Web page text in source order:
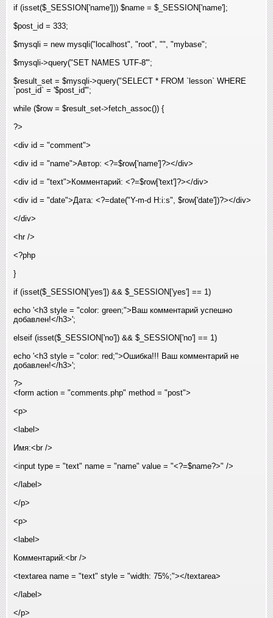
if (isset($_SESSION['name'])) $name = $_SESSION['name'];
$post_id = 333;
$mysqli = new mysqli("localhost", "root", "", "mybase";
$mysqli->query("SET NAMES 'UTF-8'";
$result_set = $mysqli->query("SELECT * FROM `lesson` WHERE
`post_id` = '$post_id'";
while ($row = $result_set->fetch_assoc()) {
?>
<div id = "comment">
<div id = "name">Автор: <?=$row['name']?></div>
<div id = "text">Комментарий: <?=$row['text']?></div>
<div id = "date">Дата: <?=date("Y-m-d H:i:s", $row['date'])?></div>
</div>
<hr />
<?php
}
if (isset($_SESSION['yes']) && $_SESSION['yes'] == 1)
echo '<h3 style = "color: green;">Ваш комментарий успешно
добавлен!</h3>';
elseif (isset($_SESSION['no']) && $_SESSION['no'] == 1)
echo '<h3 style = "color: red;">Ошибка!!! Ваш комментарий не
добавлен!</h3>';
?>
<form action = "comments.php" method = "post">
<p>
<label>
Имя:<br />
<input type = "text" name = "name" value = "<?=$name?>" />
</label>
</p>
<p>
<label>
Комментарий:<br />
<textarea name = "text" style = "width: 75%;"></textarea>
</label>
</p>